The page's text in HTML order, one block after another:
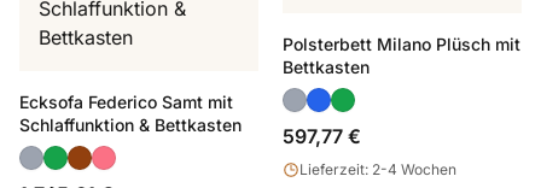
Ecksofa Federico Samt mit
Schlaffunktion & Bettkasten
Polsterbett Milano Plüsch mit
Bettkasten
597,77 €
Lieferzeit: 2-4 Wochen